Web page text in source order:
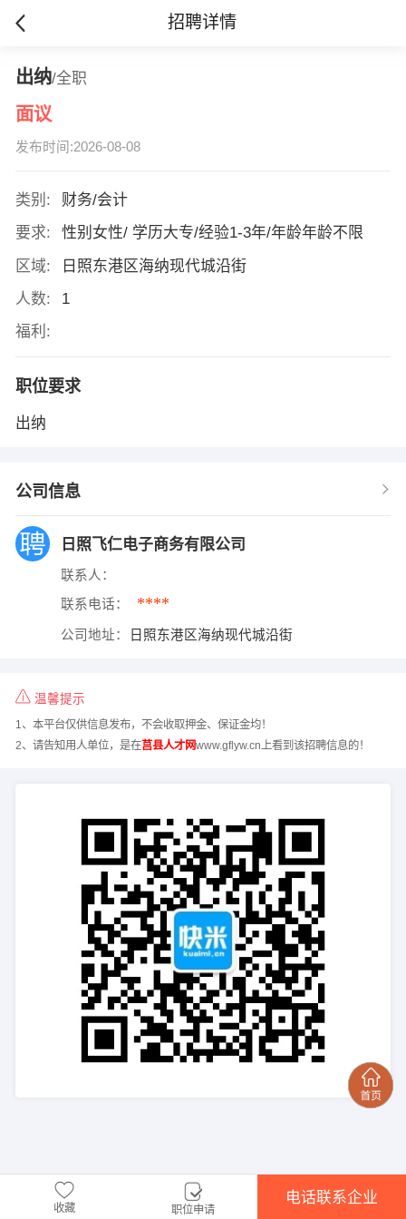
招聘详情
出纳/全职
面议
发布时间:2026-08-08
类别:
财务/会计
要求:
性别女性/ 学历大专/经验1-3年/年龄年龄不限
区域:
日照东港区海纳现代城沿街
人数:
1
福利:
职位要求
出纳
公司信息
日照飞仁电子商务有限公司
联系人：
联系电话： ****
公司地址： 日照东港区海纳现代城沿街
温馨提示
1、本平台仅供信息发布，不会收取押金、保证金均！
2、请告知用人单位，是在莒县人才网www.gflyw.cn上看到该招聘信息的！
收藏 职位申请
电话联系企业